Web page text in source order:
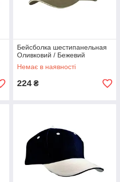
Бейсболка шестипанельная
Оливковий / Бежевий
Немає в наявності
224 ₴